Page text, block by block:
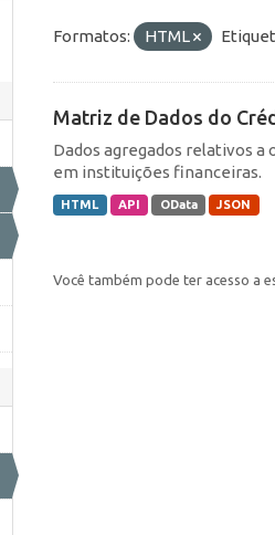
Formatos: HTML
Matriz de Dados do
Dados agregados relativos
em instituições financeiras.
HTML API OData JSON
Você também pode ter acesso a